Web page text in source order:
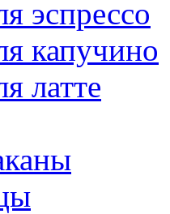
эспрессо
капучино
латте